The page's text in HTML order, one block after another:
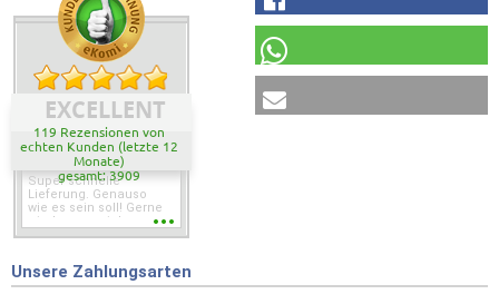
EXCELLENT
119 Rezensionen von
echten Kunden (letzte 12
Monate)
gesamt: 3909
Super schnelle
Lieferung. Genauso
wie es sein soll! Gerne
wieder wenn ich was
Unsere Zahlungsarten